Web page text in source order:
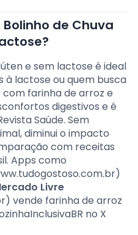
Bolinho de Chuva
e sem lactose é ideal
lactose ou quem busca
com farinha de arroz e
digestivos e é
Saúde. Sem
diminui o impacto
com receitas
Apps como
Livre
vende farinha de arroz
no X